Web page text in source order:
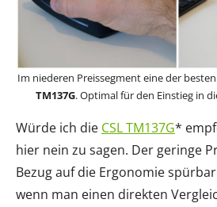
Im niederen Preissegment eine der
TM137G. Optimal für den Einstieg in
Würde ich die CSL TM137G*
hier nein zu sagen. Der geringe
Bezug auf die Ergonomie
wenn man einen direkten